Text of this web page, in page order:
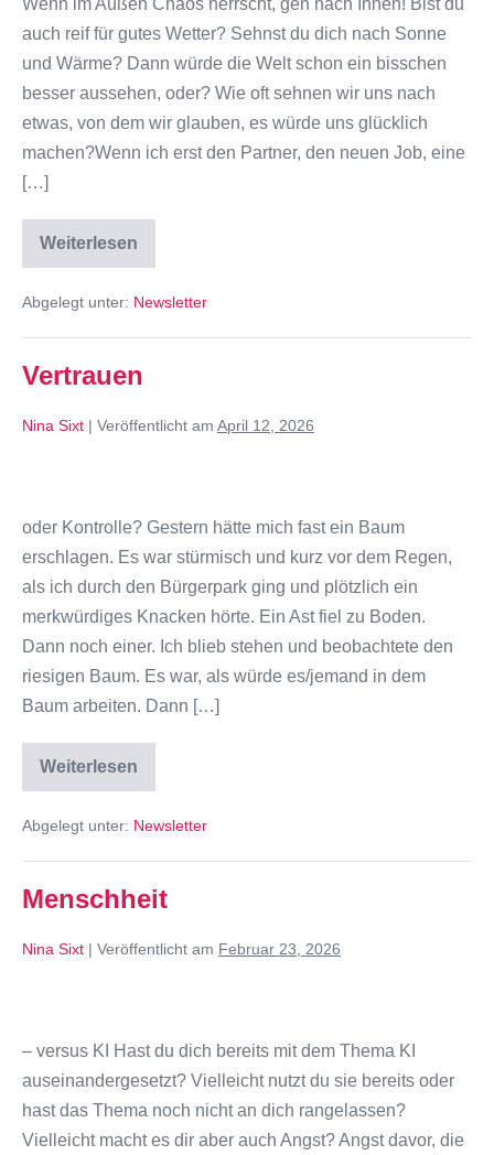
Wenn im Außen Chaos herrscht, geh nach Innen! Bist du
auch reif für gutes Wetter? Sehnst du dich nach Sonne
und Wärme? Dann würde die Welt schon ein bisschen
besser aussehen, oder? Wie oft sehnen wir uns nach
etwas, von dem wir glauben, es würde uns glücklich
machen?Wenn ich erst den Partner, den neuen Job, eine
[…]
Weiterlesen
Abgelegt unter: Newsletter
Vertrauen
Nina Sixt | Veröffentlicht am April 12, 2026
oder Kontrolle? Gestern hätte mich fast ein Baum
erschlagen. Es war stürmisch und kurz vor dem Regen,
als ich durch den Bürgerpark ging und plötzlich ein
merkwürdiges Knacken hörte. Ein Ast fiel zu Boden.
Dann noch einer. Ich blieb stehen und beobachtete den
riesigen Baum. Es war, als würde es/jemand in dem
Baum arbeiten. Dann […]
Weiterlesen
Abgelegt unter: Newsletter
Menschheit
Nina Sixt | Veröffentlicht am Februar 23, 2026
– versus KI Hast du dich bereits mit dem Thema KI
auseinandergesetzt? Vielleicht nutzt du sie bereits oder
hast das Thema noch nicht an dich rangelassen?
Vielleicht macht es dir aber auch Angst? Angst davor, die